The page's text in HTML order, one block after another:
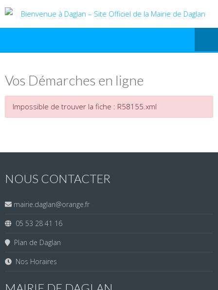
Vos Démarches en ligne
Impossible de trouver la fiche : R58155.xml
NOUS CONTACTER
mairie.daglan@orange.fr
05 53 28 41 16
Plan de Daglan
Nos Horaires